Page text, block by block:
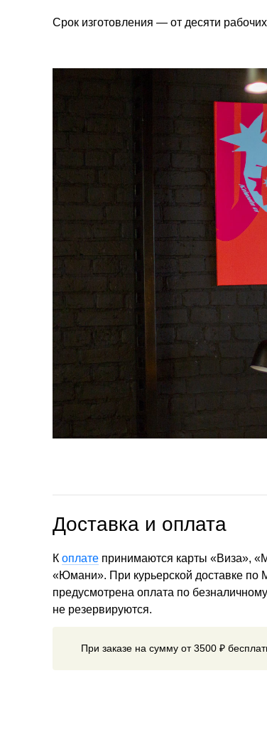
Срок изготовления — от десяти
Доставка и оплата
К оплате принимаются карты «Виза»,
«Юмани». При курьерской доставке по
предусмотрена оплата по
не резервируются.
При заказе на сумму от 3500 ₽